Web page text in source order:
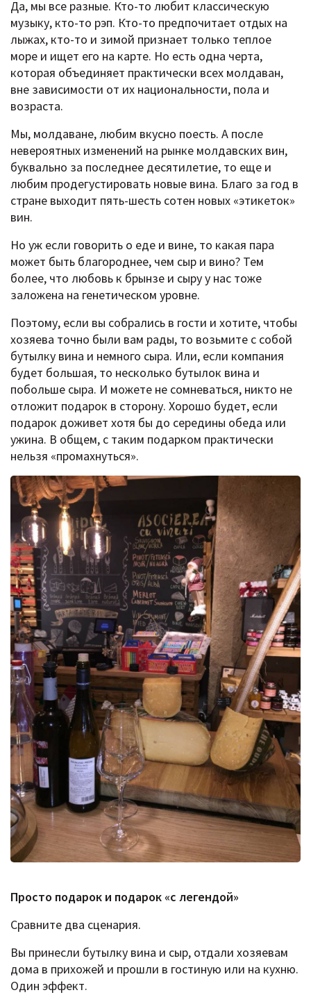
Да, мы все разные. Кто-то любит классическую
музыку, кто-то рэп. Кто-то предпочитает отдых на
лыжах, кто-то и зимой признает только теплое
море и ищет его на карте. Но есть одна черта,
которая объединяет практически всех молдаван,
вне зависимости от их национальности, пола и
возраста.
Мы, молдаване, любим вкусно поесть. А после
невероятных изменений на рынке молдавских вин,
буквально за последнее десятилетие, то еще и
любим продегустировать новые вина. Благо за год в
стране выходит пять-шесть сотен новых «этикеток»
вин.
Но уж если говорить о еде и вине, то какая пара
может быть благороднее, чем сыр и вино? Тем
более, что любовь к брынзе и сыру у нас тоже
заложена на генетическом уровне.
Поэтому, если вы собрались в гости и хотите, чтобы
хозяева точно были вам рады, то возьмите с собой
бутылку вина и немного сыра. Или, если компания
будет большая, то несколько бутылок вина и
побольше сыра. И можете не сомневаться, никто не
отложит подарок в сторону. Хорошо будет, если
подарок доживет хотя бы до середины обеда или
ужина. В общем, с таким подарком практически
нельзя «промахнуться».
Просто подарок и подарок «с легендой»
Сравните два сценария.
Вы принесли бутылку вина и сыр, отдали хозяевам
дома в прихожей и прошли в гостиную или на кухню.
Один эффект.